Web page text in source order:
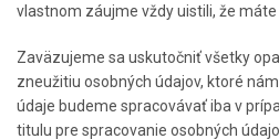
vlastnom záujme vždy uistili, že
Zaväzujeme sa uskutočniť všetky
zneužitiu osobných údajov, ktoré
údaje budeme spracovávať iba v
titulu pre spracovanie osobných